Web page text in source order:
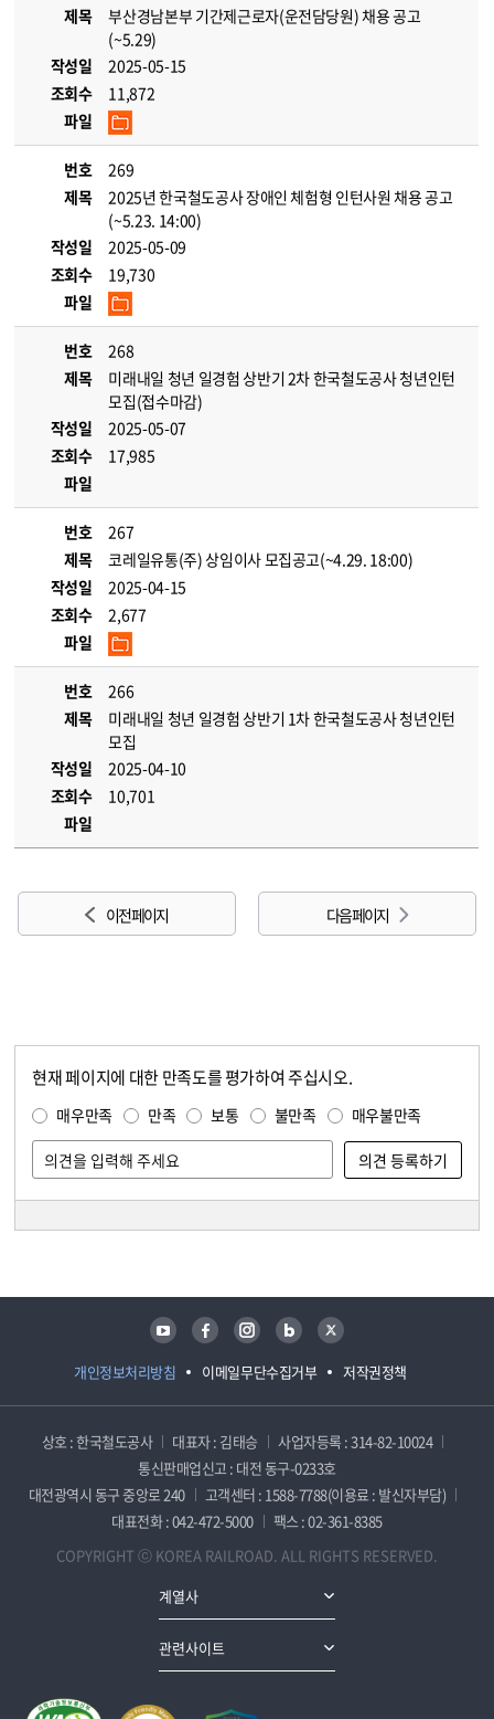
제목
부산경남본부 기간제근로자(운전담당원) 채용 공고
(~5.29)
작성일
2025-05-15
조회수
11,872
파일
번호
269
제목
2025년 한국철도공사 장애인 체험형 인턴사원 채용 공고
(~5.23. 14:00)
작성일
2025-05-09
조회수
19,730
파일
번호
268
제목
미래내일 청년 일경험 상반기 2차 한국철도공사 청년인턴
모집(접수마감)
작성일
2025-05-07
조회수
17,985
파일
번호
267
제목
코레일유통(주) 상임이사 모집공고(~4.29. 18:00)
작성일
2025-04-15
조회수
2,677
파일
번호
266
제목
미래내일 청년 일경험 상반기 1차 한국철도공사 청년인턴
모집
작성일
2025-04-10
조회수
10,701
파일
이전 페이지 다음 페이지
현재 페이지에 대한 만족도를 평가하여 주십시오.
매우만족 만족 보통 불만족 매우불만족
개인정보처리방침 이메일무단수집거부 저작권정책
유튜브 페이스북 인스타그램 블로그 트위터
상호 : 한국철도공사 대표자 : 김태승
사업자등록 : 314-82-10024
통신판매업신고 : 대전 동구-0233호
대전광역시 동구 중앙로 240
고객센터 : 1588-7788(이용료 : 발신자부담)
대표전화 : 042-472-5000
팩스 : 02-361-8385
COPYRIGHT ⓒ KOREA RAILROAD. ALL RIGHTS RESERVED.
계열사
관련사이트